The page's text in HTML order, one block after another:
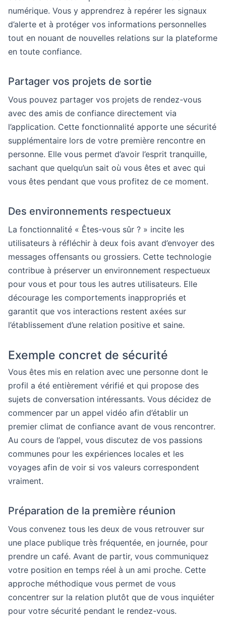
numérique. Vous y apprendrez à repérer les signaux
d’alerte et à protéger vos informations personnelles
tout en nouant de nouvelles relations sur la plateforme
en toute confiance.
Partager vos projets de sortie
Vous pouvez partager vos projets de rendez-vous
avec des amis de confiance directement via
l’application. Cette fonctionnalité apporte une sécurité
supplémentaire lors de votre première rencontre en
personne. Elle vous permet d’avoir l’esprit tranquille,
sachant que quelqu’un sait où vous êtes et avec qui
vous êtes pendant que vous profitez de ce moment.
Des environnements respectueux
La fonctionnalité « Êtes-vous sûr ? » incite les
utilisateurs à réfléchir à deux fois avant d’envoyer des
messages offensants ou grossiers. Cette technologie
contribue à préserver un environnement respectueux
pour vous et pour tous les autres utilisateurs. Elle
décourage les comportements inappropriés et
garantit que vos interactions restent axées sur
l’établissement d’une relation positive et saine.
Exemple concret de sécurité
Vous êtes mis en relation avec une personne dont le
profil a été entièrement vérifié et qui propose des
sujets de conversation intéressants. Vous décidez de
commencer par un appel vidéo afin d’établir un
premier climat de confiance avant de vous rencontrer.
Au cours de l’appel, vous discutez de vos passions
communes pour les expériences locales et les
voyages afin de voir si vos valeurs correspondent
vraiment.
Préparation de la première réunion
Vous convenez tous les deux de vous retrouver sur
une place publique très fréquentée, en journée, pour
prendre un café. Avant de partir, vous communiquez
votre position en temps réel à un ami proche. Cette
approche méthodique vous permet de vous
concentrer sur la relation plutôt que de vous inquiéter
pour votre sécurité pendant le rendez-vous.